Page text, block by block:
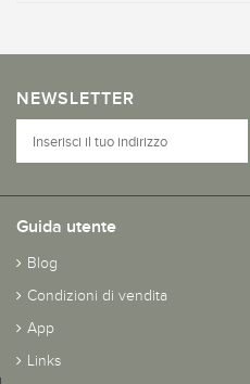
NEWSLETTER
Guida utente
Blog
Condizioni di vendita
App
Links